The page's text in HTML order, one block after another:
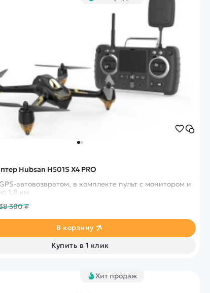
Hubsan H501S X4 PRO
автовозвратом, в комплекте пульт с монитором и
1.8 км
380 ₽
В корзину
Купить в 1 клик
Хит продаж